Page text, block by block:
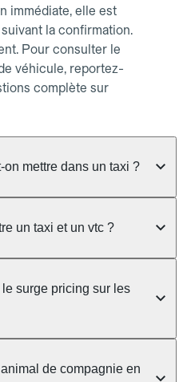
immédiate, elle est
la confirmation.
Pour consulter le
véhicule, reportez-
complète sur
mettre dans un taxi ?
jusqu'à 3 bagages
le champ "Message
Le prix n'est
bagages.
un taxi et un vtc ?
dans la rue, à une
un tarif au
fixe annoncé à
facilement votre
surge pricing sur les
et suit un barème
de compagnie en